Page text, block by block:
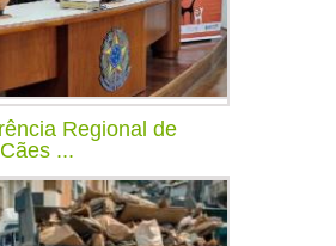
Regional de
...